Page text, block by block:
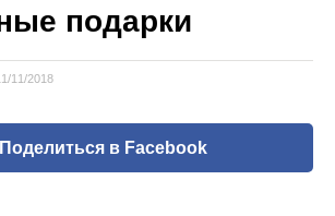
подарки
11/2018
Поделиться в Facebook